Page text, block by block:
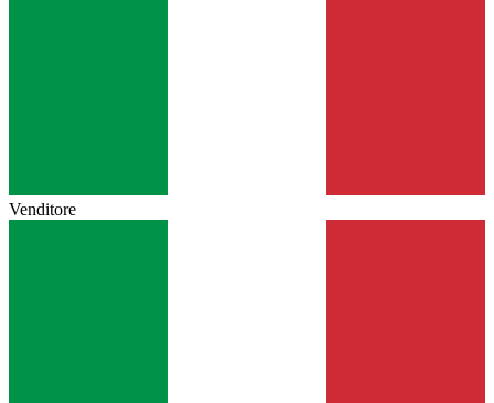
Venditore